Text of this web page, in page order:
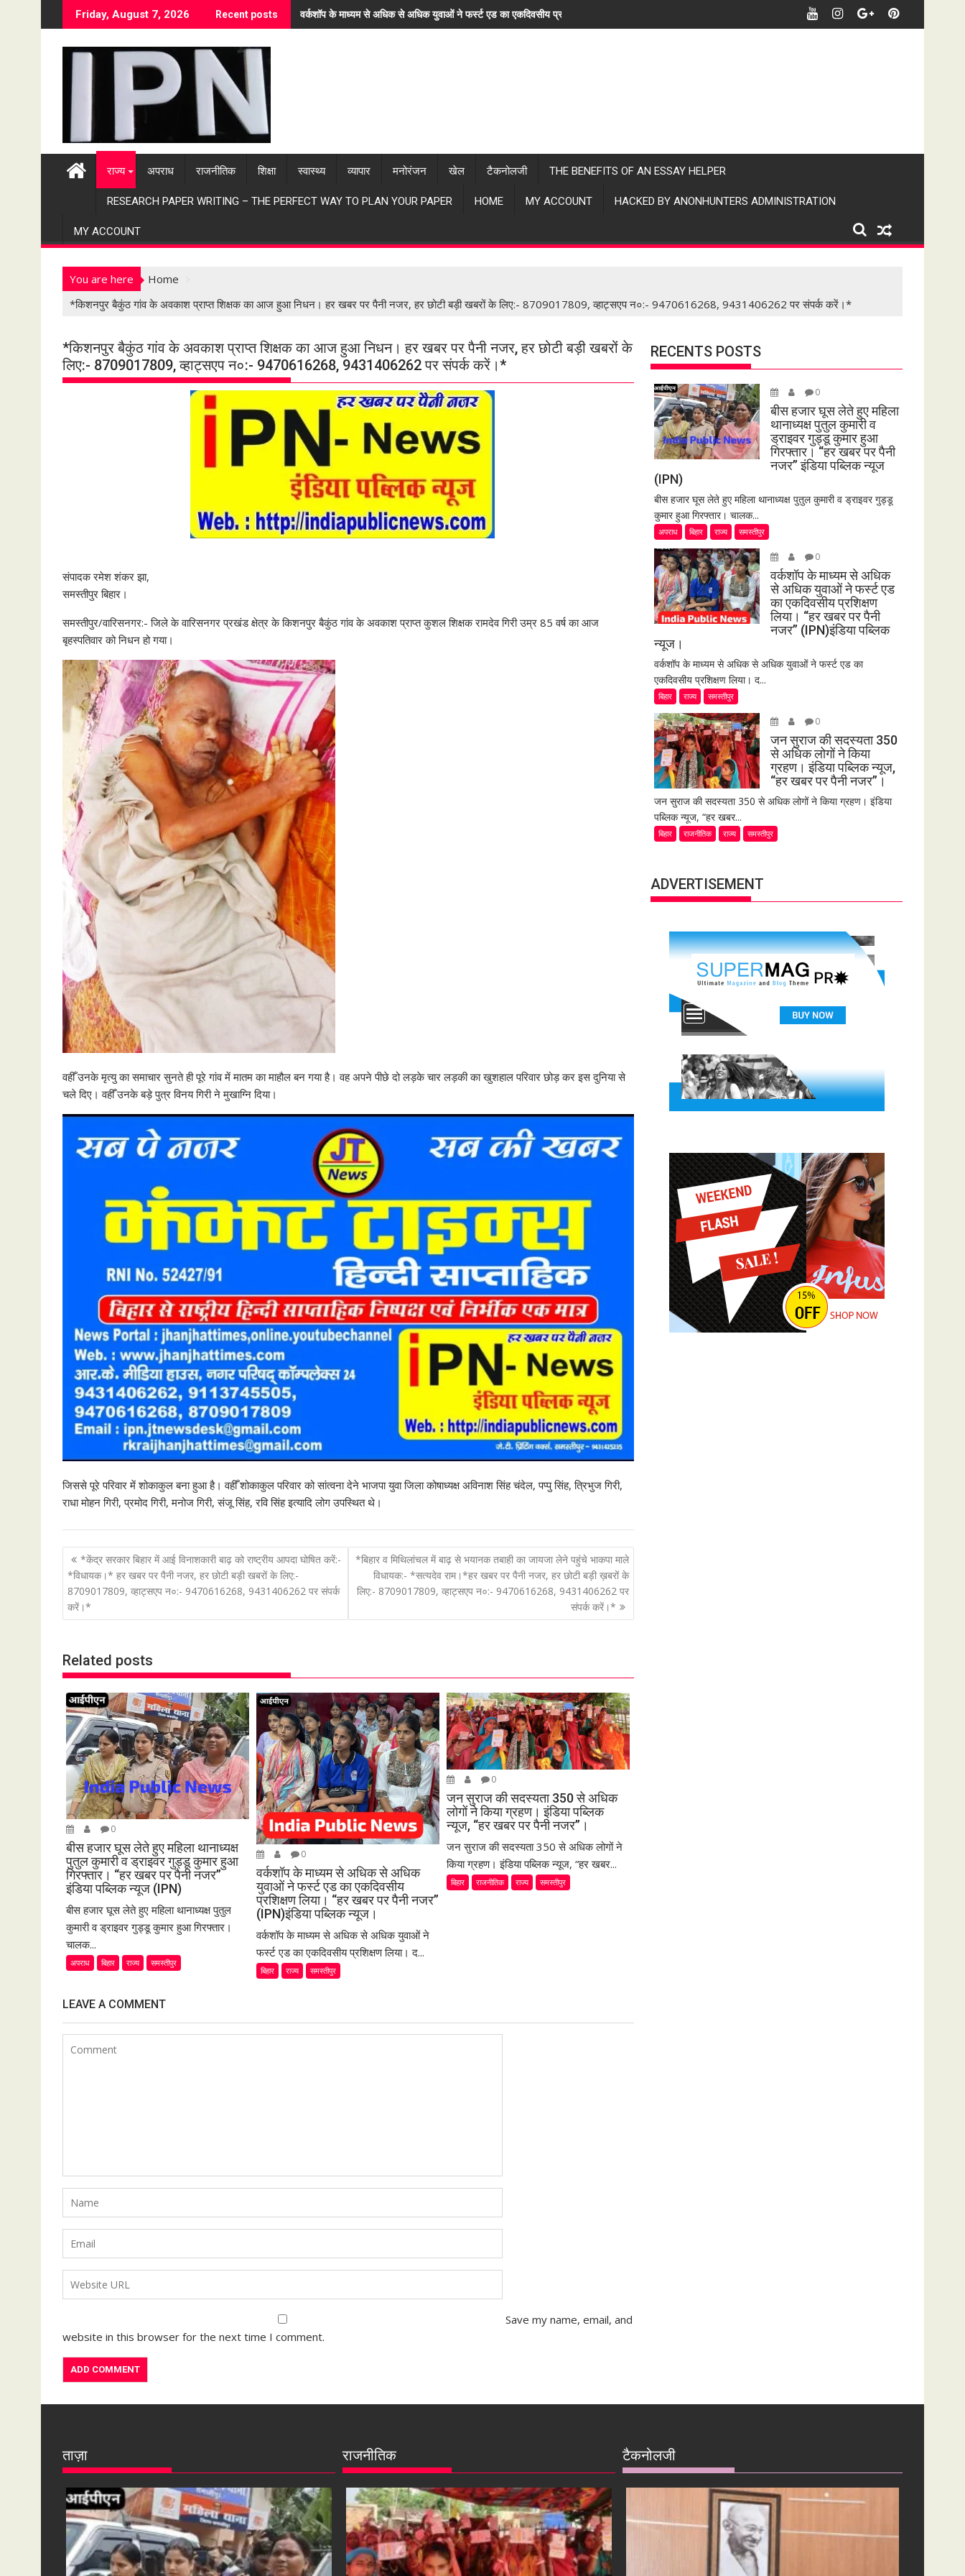
k
Friday, August 7, 2026 Recent posts वर्कशॉप के माध्यम से अधिक से अधिक युवाओं ने फर्स्ट एड का एकदिवसीय प्रशिक्षण लिया। "हर खबर पर पैनी नजर" (IPN)इंडिया पब्लिक न्यूज।
राज्य अपराध राजनीतिक शिक्षा स्वास्थ्य व्यापार मनोरंजन खेल टैकनोलजी THE BENEFITS OF AN ESSAY HELPER
RESEARCH PAPER WRITING – THE PERFECT WAY TO PLAN YOUR PAPER HOME MY ACCOUNT HACKED BY ANONHUNTERS ADMINISTRATION
MY ACCOUNT
You are here
Home
*किशनपुर बैकुंठ गांव के अवकाश प्राप्त शिक्षक का आज हुआ निधन। हर खबर पर पैनी नजर, हर छोटी बड़ी खबरों के लिए:- 8709017809, व्हाट्सएप न०:- 9470616268, 9431406262 पर संपर्क करें।*
*किशनपुर बैकुंठ गांव के अवकाश प्राप्त शिक्षक का आज हुआ निधन। हर खबर पर पैनी नजर, हर छोटी बड़ी खबरों के
लिए:- 8709017809, व्हाट्सएप न०:- 9470616268, 9431406262 पर संपर्क करें।*
संपादक रमेश शंकर झा,
समस्तीपुर बिहार।
समस्तीपुर/वारिसनगर:- जिले के वारिसनगर प्रखंड क्षेत्र के किशनपुर बैकुंठ गांव के अवकाश प्राप्त कुशल शिक्षक रामदेव गिरी उम्र 85 वर्ष का आज
बृहस्पतिवार को निधन हो गया।
वहीँ उनके मृत्यु का समाचार सुनते ही पूरे गांव में मातम का माहौल बन गया है। वह अपने पीछे दो लड़के चार लड़की का खुशहाल परिवार छोड़ कर इस दुनिया से
चले दिए। वहीँ उनके बड़े पुत्र विनय गिरी ने मुखाग्नि दिया।
जिससे पूरे परिवार में शोकाकुल बना हुआ है। वहीँ शोकाकुल परिवार को सांत्वना देने भाजपा युवा जिला कोषाध्यक्ष अविनाश सिंह चंदेल, पप्पु सिंह, त्रिभुज गिरी,
राधा मोहन गिरी, प्रमोद गिरी, मनोज गिरी, संजू सिंह, रवि सिंह इत्यादि लोग उपस्थित थे।
P
o
s
t
a
v
i
g
a
t
i
n
*केंद्र सरकार बिहार में आई विनाशकारी बाढ़ को राष्ट्रीय आपदा घोषित करें:-
*विधायक।* हर खबर पर पैनी नजर, हर छोटी बड़ी खबरों के लिए:-
8709017809, व्हाट्सएप न०:- 9470616268, 9431406262 पर संपर्क
करें।*
*बिहार व मिथिलांचल में बाढ़ से भयानक तबाही का जायजा लेने पहुंचे भाकपा माले
विधायक:- *सत्यदेव राम।*हर खबर पर पैनी नजर, हर छोटी बड़ी ख़बरों के
लिए:- 8709017809, व्हाट्सएप न०:- 9470616268, 9431406262 पर
संपर्क करें।*
Related posts
0
बीस हजार घूस लेते हुए महिला थानाध्यक्ष
पुतुल कुमारी व ड्राइवर गुड्डू कुमार हुआ
गिरफ्तार। “हर खबर पर पैनी नजर”
इंडिया पब्लिक न्यूज (IPN)
बीस हजार घूस लेते हुए महिला थानाध्यक्ष पुतुल
कुमारी व ड्राइवर गुड्डू कुमार हुआ गिरफ्तार।
चालक...
अपराध बिहार राज्य समस्तीपुर
0
वर्कशॉप के माध्यम से अधिक से अधिक
युवाओं ने फर्स्ट एड का एकदिवसीय
प्रशिक्षण लिया। “हर खबर पर पैनी नजर”
(IPN)इंडिया पब्लिक न्यूज।
वर्कशॉप के माध्यम से अधिक से अधिक युवाओं ने
फर्स्ट एड का एकदिवसीय प्रशिक्षण लिया। द...
बिहार राज्य समस्तीपुर
0
जन सुराज की सदस्यता 350 से अधिक
लोगों ने किया ग्रहण। इंडिया पब्लिक
न्यूज, “हर खबर पर पैनी नजर”।
जन सुराज की सदस्यता 350 से अधिक लोगों ने
किया ग्रहण। इंडिया पब्लिक न्यूज, “हर खबर...
बिहार राजनीतिक राज्य समस्तीपुर
LEAVE A COMMENT
Save my name, email, and
website in this browser for the next time I comment.
RECENTS POSTS
0
बीस हजार घूस लेते हुए महिला
थानाध्यक्ष पुतुल कुमारी व
ड्राइवर गुड्डू कुमार हुआ
गिरफ्तार। “हर खबर पर पैनी
नजर” इंडिया पब्लिक न्यूज
(IPN)
बीस हजार घूस लेते हुए महिला थानाध्यक्ष पुतुल कुमारी व ड्राइवर गुड्डू
कुमार हुआ गिरफ्तार। चालक...
अपराध बिहार राज्य समस्तीपुर
0
वर्कशॉप के माध्यम से अधिक
से अधिक युवाओं ने फर्स्ट एड
का एकदिवसीय प्रशिक्षण
लिया। “हर खबर पर पैनी
नजर” (IPN)इंडिया पब्लिक
न्यूज।
वर्कशॉप के माध्यम से अधिक से अधिक युवाओं ने फर्स्ट एड का
एकदिवसीय प्रशिक्षण लिया। द...
बिहार राज्य समस्तीपुर
0
जन सुराज की सदस्यता 350
से अधिक लोगों ने किया
ग्रहण। इंडिया पब्लिक न्यूज,
“हर खबर पर पैनी नजर”।
जन सुराज की सदस्यता 350 से अधिक लोगों ने किया ग्रहण। इंडिया
पब्लिक न्यूज, “हर खबर...
बिहार राजनीतिक राज्य समस्तीपुर
ADVERTISEMENT
ताज़ा राजनीतिक टैकनोलजी